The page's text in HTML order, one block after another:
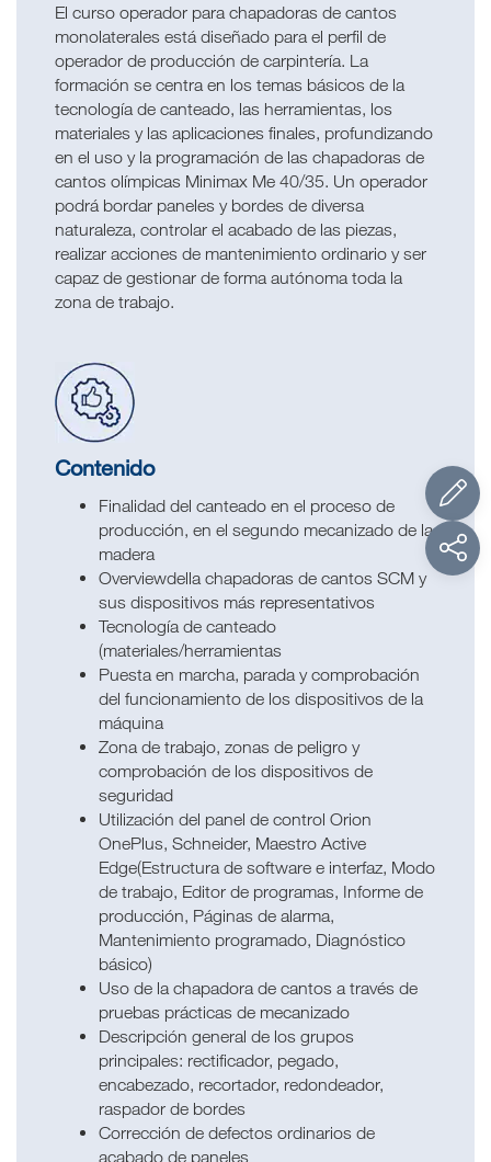
El curso operador para chapadoras de cantos
monolaterales está diseñado para el perfil de
operador de producción de carpintería. La
formación se centra en los temas básicos de la
tecnología de canteado, las herramientas, los
materiales y las aplicaciones finales, profundizando
en el uso y la programación de las chapadoras de
cantos olímpicas Minimax Me 40/35. Un operador
podrá bordar paneles y bordes de diversa
naturaleza, controlar el acabado de las piezas,
realizar acciones de mantenimiento ordinario y ser
capaz de gestionar de forma autónoma toda la
zona de trabajo.
Contenido
Finalidad del canteado en el proceso de
producción, en el segundo mecanizado de la
madera
Overviewdella chapadoras de cantos SCM y
sus dispositivos más representativos
Tecnología de canteado
(materiales/herramientas
Puesta en marcha, parada y comprobación
del funcionamiento de los dispositivos de la
máquina
Zona de trabajo, zonas de peligro y
comprobación de los dispositivos de
seguridad
Utilización del panel de control Orion
OnePlus, Schneider, Maestro Active
Edge(Estructura de software e interfaz, Modo
de trabajo, Editor de programas, Informe de
producción, Páginas de alarma,
Mantenimiento programado, Diagnóstico
básico)
Uso de la chapadora de cantos a través de
pruebas prácticas de mecanizado
Descripción general de los grupos
principales: rectificador, pegado,
encabezado, recortador, redondeador,
raspador de bordes
Corrección de defectos ordinarios de
acabado de paneles